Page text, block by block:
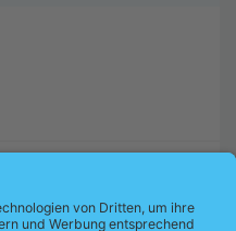
Wir werden diese dann